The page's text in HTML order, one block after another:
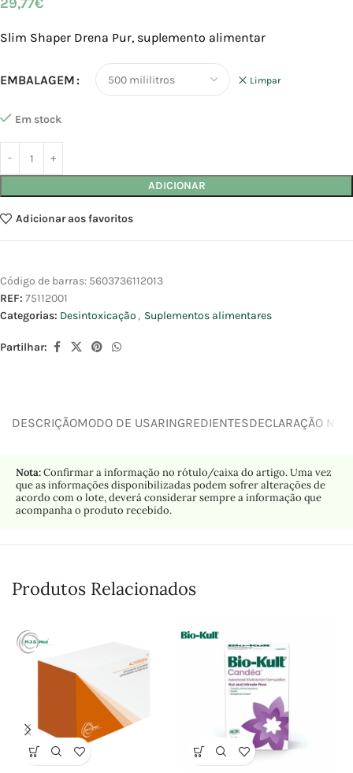
Slim Shaper Drena Pur, suplemento alimentar
EMBALAGEM Limpar
Em stock
ADICIONAR
Adicionar aos favoritos
Código de barras: 5603736112013
REF: 75112001
Categorias: Desintoxicação , Suplementos alimentares
Partilhar:
DESCRIÇÃOMODO DE USARINGREDIENTESDECLARAÇÃO
Nota:Confirmar a informação no rótulo/caixa do artigo. Uma vez
que as informações disponibilizadas podem sofrer alterações de
acordo com o lote, deverá considerar sempre a informação que
acompanha o produto recebido.
Produtos Relacionados